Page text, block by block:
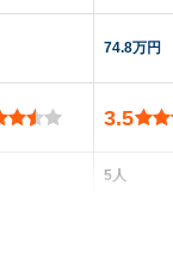
74.8万円
3.5
5人